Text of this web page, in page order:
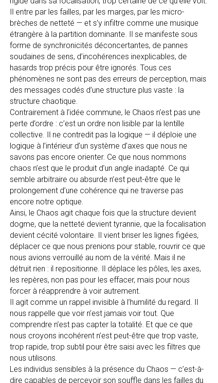
Il entre par les failles, par les marges, par les micro-
brèches de netteté — et s’y infiltre comme une musique
étrangère à la partition dominante. Il se manifeste sous
forme de synchronicités déconcertantes, de pannes
soudaines de sens, d’incohérences inexplicables, de
hasards trop précis pour être ignorés. Tous ces
phénomènes ne sont pas des erreurs de perception, mais
des messages codés d’une structure plus vaste : la
structure chaotique.
Contrairement à l’idée commune, le Chaos n’est pas une
perte d’ordre : c’est un ordre non lisible par la lentille
collective. Il ne contredit pas la logique — il déploie une
logique à l’intérieur d’un système d’axes que nous ne
savons pas encore orienter. Ce que nous nommons
chaos n’est que le produit d’un angle inadapté. Ce qui
semble arbitraire ou absurde n’est peut-être que le
prolongement d’une cohérence qui ne traverse pas
encore notre optique.
Ainsi, le Chaos agit chaque fois que la structure devient
dogme, que la netteté devient tyrannie, que la focalisation
devient cécité volontaire. Il vient briser les lignes figées,
déplacer ce que nous prenions pour stable, rouvrir ce que
nous avions verrouillé au nom de la vérité. Mais il ne
détruit rien : il repositionne. Il déplace les pôles, les axes,
les repères, non pas pour les effacer, mais pour nous
forcer à réapprendre à voir autrement.
Il agit comme un rappel invisible à l’humilité du regard. Il
nous rappelle que voir n’est jamais voir tout. Que
comprendre n’est pas capter la totalité. Et que ce que
nous croyons incohérent n’est peut-être que trop vaste,
trop rapide, trop subtil pour être saisi avec les filtres que
nous utilisons.
Les individus sensibles à la présence du Chaos — c’est-à-
dire capables de percevoir son souffle dans les failles du